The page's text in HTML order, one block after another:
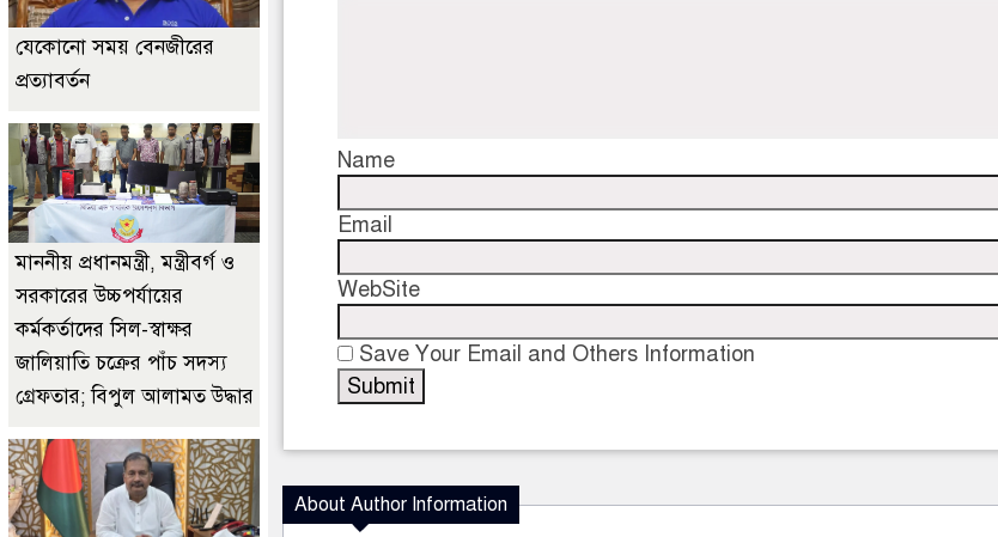
Name
Email
WebSite
Save Your Email and Others Information
About Author Information
যেকোনো সময় বেনজীরের
প্রত্যাবর্তন
মাননীয় প্রধানমন্ত্রী, মন্ত্রীবর্গ ও
সরকারের উচ্চপর্যায়ের
কর্মকর্তাদের সিল-স্বাক্ষর
জালিয়াতি চক্রের পাঁচ সদস্য
গ্রেফতার; বিপুল আলামত উদ্ধার